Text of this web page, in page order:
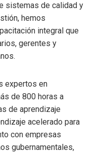
sistemas de calidad y
hemos
integral que
gerentes y
expertos en
de 800 horas a
de aprendizaje
acelerado para
con empresas
gubernamentales,